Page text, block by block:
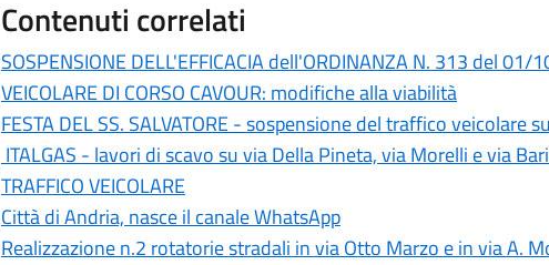
Contenuti correlati
SOSPENSIONE DELL'EFFICACIA dell'ORDINANZA N. 313 del 01/
VEICOLARE DI CORSO CAVOUR: modifiche alla viabilità
FESTA DEL SS. SALVATORE - sospensione del traffico veicolare
ITALGAS - lavori di scavo su via Della Pineta, via Morelli e via
TRAFFICO VEICOLARE
Città di Andria, nasce il canale WhatsApp
Realizzazione n.2 rotatorie stradali in via Otto Marzo e in via A.